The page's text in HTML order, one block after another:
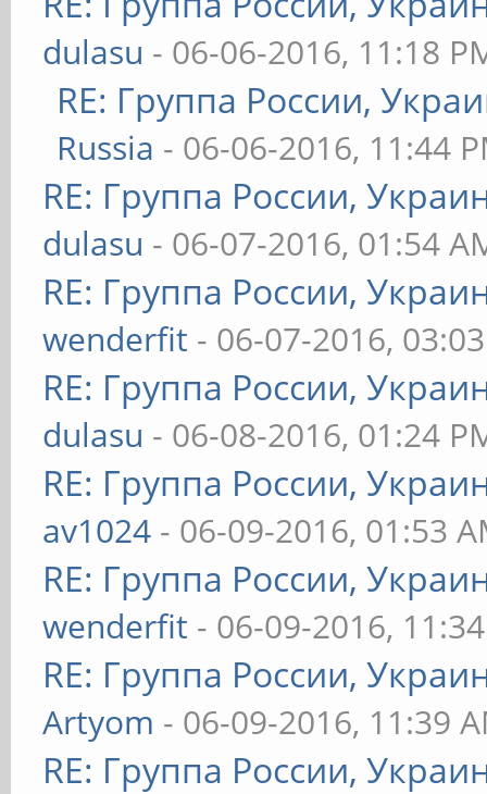
dulasu - 06-06-2016, 11:18
RE: Группа России,
Russia - 06-06-2016, 11:44
RE: Группа России,
dulasu - 06-07-2016, 01:54
RE: Группа России,
wenderfit - 06-07-2016,
RE: Группа России,
dulasu - 06-08-2016, 01:24
RE: Группа России,
av1024 - 06-09-2016, 01:53
RE: Группа России,
wenderfit - 06-09-2016,
RE: Группа России,
Artyom - 06-09-2016, 11:39
RE: Группа России,